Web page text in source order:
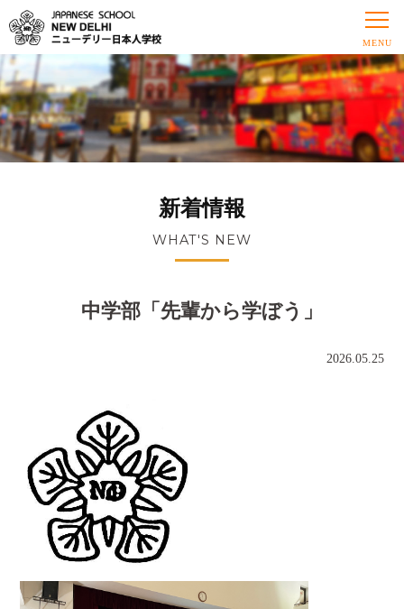
新着情報
WHAT'S NEW
中学部「先輩から学ぼう」
2026.05.25